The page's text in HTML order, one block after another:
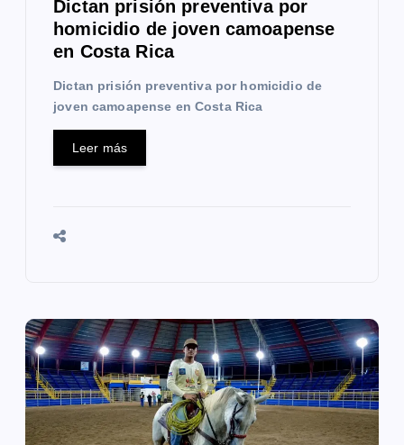
Dictan prisión preventiva por
homicidio de joven camoapense
en Costa Rica
Dictan prisión preventiva por homicidio de
joven camoapense en Costa Rica
Leer más